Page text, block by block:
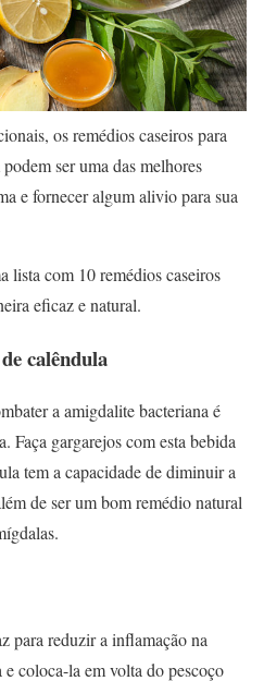
os remédios caseiros para
ser uma das melhores
e fornecer algum alivio para sua
lista com 10 remédios caseiros
eficaz e natural.
calêndula
a amigdalite bacteriana é
Faça gargarejos com esta bebida
tem a capacidade de diminuir a
de ser um bom remédio natural
para reduzir a inflamação na
e coloca-la em volta do pescoço